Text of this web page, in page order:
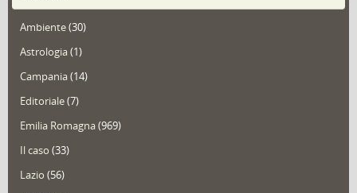
Ambiente(30)
Astrologia(1)
Campania(14)
Editoriale(7)
Emilia Romagna(969)
Il caso (33)
Lazio (56)